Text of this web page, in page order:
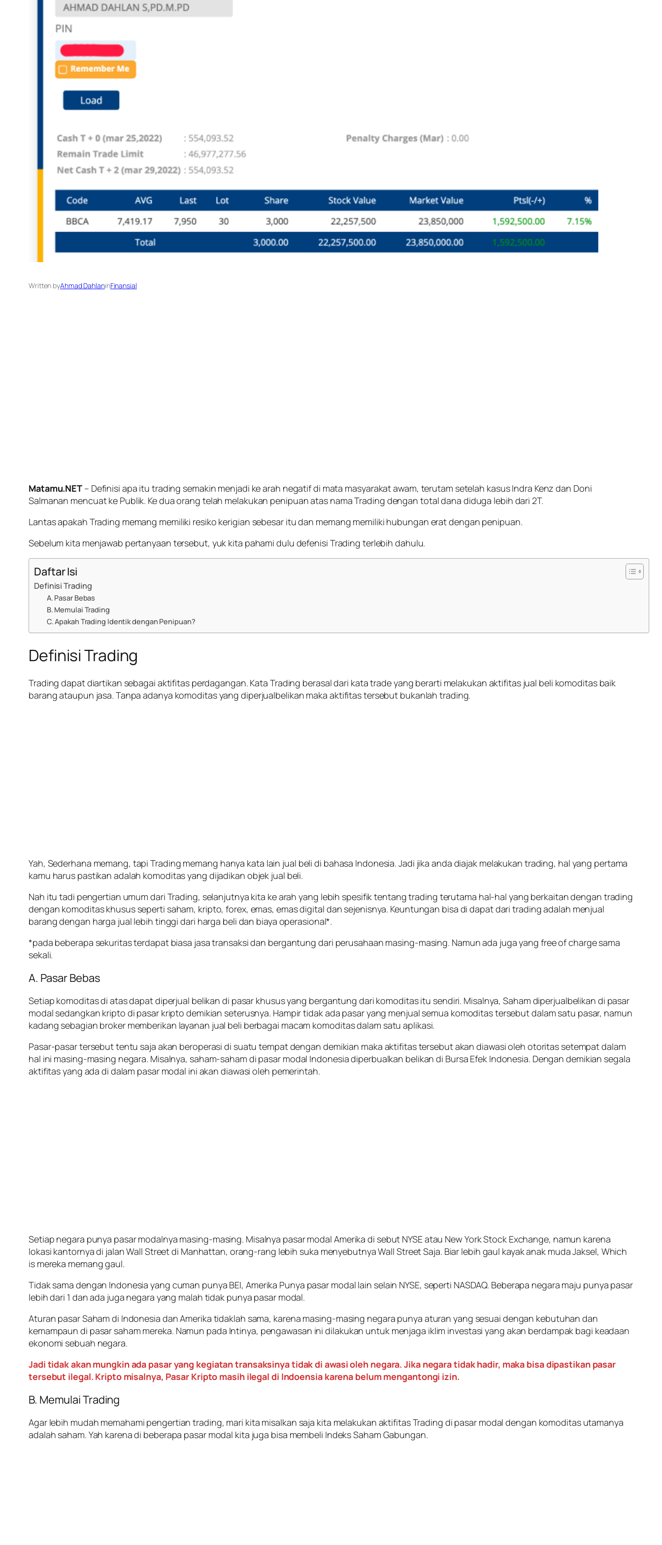
Written byAhmad DahlaninFinansial
Matamu.NET – Definisi apa itu trading semakin menjadi ke arah negatif di mata masyarakat awam, terutam setelah kasus Indra Kenz dan Doni
Salmanan mencuat ke Publik. Ke dua orang telah melakukan penipuan atas nama Trading dengan total dana diduga lebih dari 2T.
Lantas apakah Trading memang memiliki resiko kerigian sebesar itu dan memang memiliki hubungan erat dengan penipuan.
Sebelum kita menjawab pertanyaan tersebut, yuk kita pahami dulu defenisi Trading terlebih dahulu.
Daftar Isi
Definisi Trading
A. Pasar Bebas
B. Memulai Trading
C. Apakah Trading Identik dengan Penipuan?
Definisi Trading
Trading dapat diartikan sebagai aktifitas perdagangan. Kata Trading berasal dari kata trade yang berarti melakukan aktifitas jual beli komoditas baik
barang ataupun jasa. Tanpa adanya komoditas yang diperjualbelikan maka aktifitas tersebut bukanlah trading.
Yah, Sederhana memang, tapiTrading memang hanya kata lain jual beli di bahasa Indonesia. Jadi jika anda diajak melakukan trading, hal yang pertama
kamu harus pastikan adalah komoditas yang dijadikan objek jual beli.
Nah itu tadi pengertian umum dari Trading, selanjutnya kita ke arah yang lebih spesifik tentang trading terutama hal-hal yang berkaitan dengan trading
dengan komoditas khusus seperti saham, kripto, forex, emas, emas digital dan sejenisnya. Keuntungan bisa di dapat dari trading adalah menjual
barang dengan harga jual lebih tinggi dari harga beli dan biaya operasional*.
*pada beberapa sekuritas terdapat biasa jasa transaksi dan bergantung dari perusahaan masing-masing. Namun ada juga yang free of charge sama
sekali.
A. Pasar Bebas
Setiap komoditas di atas dapat diperjual belikan di pasar khusus yang bergantung dari komoditas itu sendiri. Misalnya, Saham diperjualbelikan di pasar
modal sedangkan kripto di pasar kripto demikian seterusnya. Hampir tidak ada pasar yang menjual semua komoditas tersebut dalam satu pasar, namun
kadang sebagian broker memberikan layanan jual beli berbagai macam komoditas dalam satu aplikasi.
Pasar-pasar tersebut tentu saja akan beroperasi di suatu tempat dengan demikian maka aktifitas tersebut akan diawasi oleh otoritas setempat dalam
hal ini masing-masing negara. Misalnya, saham-saham di pasar modal Indonesia diperbualkan belikan di Bursa Efek Indonesia. Dengan demikian segala
aktifitas yang ada di dalam pasar modal ini akan diawasi oleh pemerintah.
Setiap negara punya pasar modalnya masing-masing. Misalnya pasar modal Amerika di sebut NYSE atau New York Stock Exchange, namun karena
lokasi kantornya di jalan Wall Street di Manhattan, orang-rang lebih suka menyebutnya Wall Street Saja. Biar lebih gaul kayak anak muda Jaksel, Which
ismereka memang gaul.
Tidak sama dengan Indonesia yang cuman punya BEI, Amerika Punya pasar modal lain selain NYSE, seperti NASDAQ. Beberapa negara maju punya pasar
lebih dari 1 dan ada juga negara yang malah tidak punya pasar modal.
Aturan pasar Saham di Indonesia dan Amerika tidaklah sama, karena masing-masing negara punya aturan yang sesuai dengan kebutuhan dan
kemampaun di pasar saham mereka. Namun pada Intinya, pengawasan ini dilakukan untuk menjaga iklim investasi yang akan berdampak bagi keadaan
ekonomi sebuah negara.
Jadi tidak akan mungkin ada pasar yang kegiatan transaksinya tidak di awasi oleh negara. Jika negara tidak hadir, maka bisa dipastikan pasar
tersebut ilegal. Kripto misalnya, Pasar Kripto masih ilegal di Indoensia karena belum mengantongi izin.
B. Memulai Trading
Agar lebih mudah memahami pengertiantrading, mari kita misalkan saja kita melakukan aktifitas Trading di pasar modal dengan komoditas utamanya
adalah saham. Yah karena di beberapa pasar modal kita juga bisa membeli Indeks Saham Gabungan.